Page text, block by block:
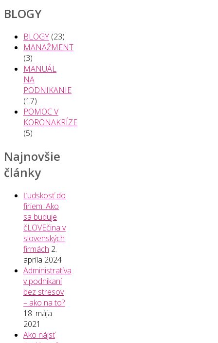
BLOGY
BLOGY (23)
MANAŽMENT
(3)
MANUÁL
NA
PODNIKANIE
(17)
POMOC V
KORONAKRÍZE
(5)
Najnovšie
články
Ľudskosť do
firiem: Ako
sa buduje
čLOVEčina v
slovenských
firmách 2.
apríla 2024
Administratíva
v podnikaní
bez stresov
– ako na to?
18. mája
2021
Ako nájsť